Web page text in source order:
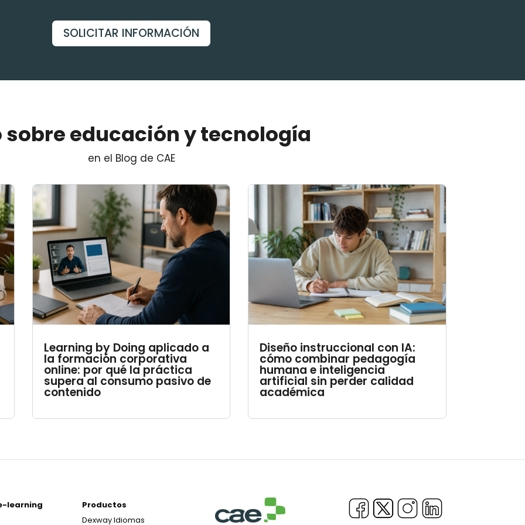
SOLICITAR INFORMACIÓN
sobre educación y tecnología
en el Blog de CAE
Learning by Doing aplicado a
la formación corporativa
online: por qué la práctica
supera al consumo pasivo de
contenido
Diseño instruccional con IA:
cómo combinar pedagogía
humana e inteligencia
artificial sin perder calidad
académica
learning
Productos
Dexway Idiomas